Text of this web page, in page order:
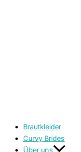
Brautkleider
Curvy Brides
Über uns